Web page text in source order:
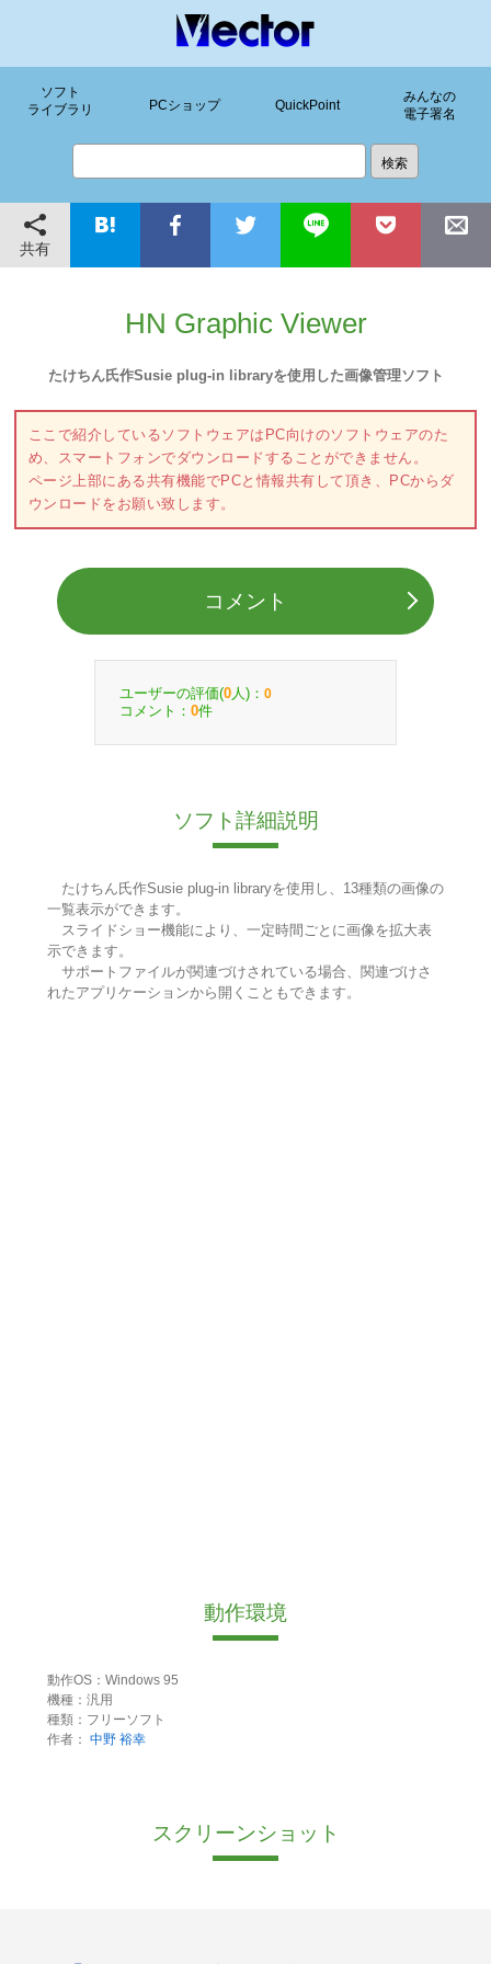
ソフト
ライブラリ
PCショップ QuickPoint
みんなの
電子署名
共有
HN Graphic Viewer
たけちん氏作Susie plug-in libraryを使用した画像管理ソフト
ここで紹介しているソフトウェアはPC向けのソフトウェアのた
め、スマートフォンでダウンロードすることができません。
ページ上部にある共有機能でPCと情報共有して頂き、PCからダ
ウンロードをお願い致します。
コメント
ユーザーの評価(0 人)： 0
コメント： 0件
ソフト詳細説明
たけちん氏作Susie plug-in libraryを使用し、13種類の画像の
一覧表示ができます。
スライドショー機能により、一定時間ごとに画像を拡大表
示できます。
サポートファイルが関連づけされている場合、関連づけさ
れたアプリケーションから開くこともできます。
動作環境
動作OS：Windows 95
機種：汎用
種類：フリーソフト
作者： 中野 裕幸
スクリーンショット